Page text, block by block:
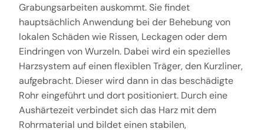
Grabungsarbeiten auskommt. Sie findet
hauptsächlich Anwendung bei der Behebung von
lokalen Schäden wie Rissen, Leckagen oder dem
Eindringen von Wurzeln. Dabei wird ein spezielles
Harzsystem auf einen flexiblen Träger, den Kurzliner,
aufgebracht. Dieser wird dann in das beschädigte
Rohr eingeführt und dort positioniert. Durch eine
Aushärtezeit verbindet sich das Harz mit dem
Rohrmaterial und bildet einen stabilen,